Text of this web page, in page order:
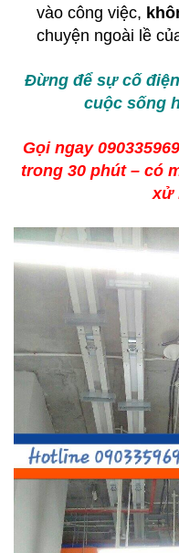
vào công việc,
chuyện ngoài lề
Đừng để sự cố
cuộc sống
Gọi ngay
trong 30 phút – có
xử